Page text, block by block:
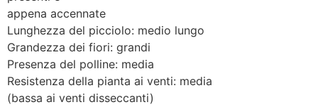
appena accennate
Lunghezza del picciolo: medio lungo
Grandezza dei fiori: grandi
Presenza del polline: media
Resistenza della pianta ai venti: media
(bassa ai venti disseccanti)